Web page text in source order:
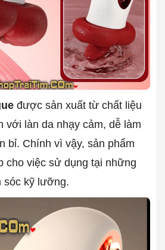
được sản xuất từ chất liệu
với làn da nhạy cảm, dễ làm
bỉ. Chính vì vậy, sản phẩm
cho việc sử dụng tại những
sóc kỹ lưỡng.